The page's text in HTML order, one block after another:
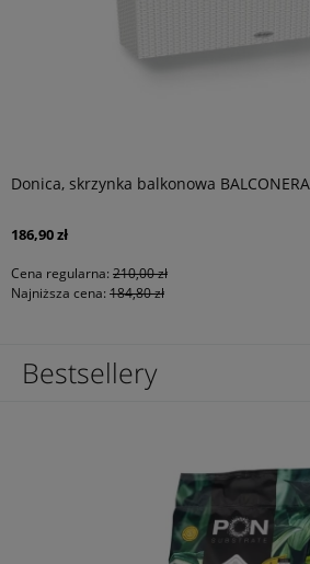
Donica, skrzynka balkonowa
186,90 zł
Cena regularna: 210,00 zł
Najniższa cena: 184,80 zł
Bestsellery